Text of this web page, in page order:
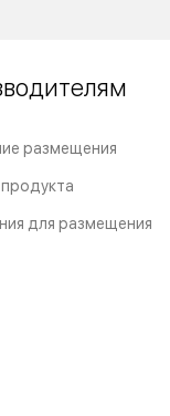
размещения
для размещения